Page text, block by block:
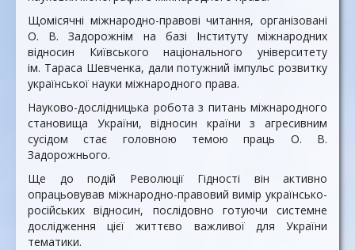
Щомісячні міжнародно-правові читання, організовані
О. В. Задорожнім на базі Інституту міжнародних
відносин Київського національного університету
ім. Тараса Шевченка, дали потужний імпульс розвитку
української науки міжнародного права.
Науково-дослідницька робота з питань міжнародного
становища України, відносин країни з агресивним
сусідом стає головною темою праць О. В.
Задорожнього.
Ще до подій Революції Гідності він активно
опрацьовував міжнародно-правовий вимір українсько-
російських відносин, послідовно готуючи системне
дослідження цієї життєво важливої для України
тематики.